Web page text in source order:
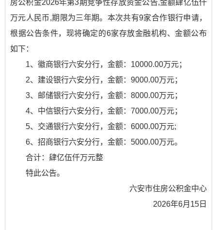
房公积金2026年第3期竞争性存放资金公告,金额肆亿伍仟
万元人民币,期限为三年期。本次共有9家合作银行申请，
根据公告条件，现将确定的6家存放金融机构、金额公布
如下：
1、徽商银行六安分行，金额：10000.00万元；
2、建设银行六安分行，金额：9000.00万元；
3、邮储银行六安分行，金额：8000.00万元；
4、中信银行六安分行，金额：7000.00万元；
5、交通银行六安分行，金额：6000.00万元;
6、招商银行六安分行，金额：5000.00万元。
合计：肆亿伍仟万元整
特此公告。
六安市住房公积金中心
2026年6月15日